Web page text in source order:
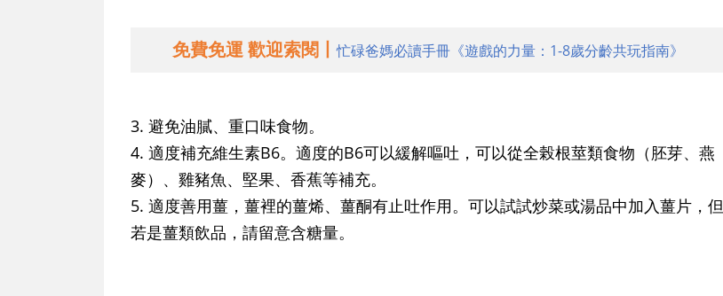
免費免運 歡迎索閱丨忙碌爸媽必讀手冊《遊戲的力量：1-8歲分齡共玩指南》
3. 避免油膩、重口味食物。
4. 適度補充維生素B6。適度的B6可以緩解嘔吐，可以從全榖根莖類食物（胚芽、燕
麥）、雞豬魚、堅果、香蕉等補充。
5. 適度善用薑，薑裡的薑烯、薑酮有止吐作用。可以試試炒菜或湯品中加入薑片，但
若是薑類飲品，請留意含糖量。